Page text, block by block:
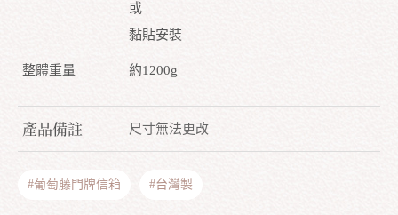
或
黏貼安裝
整體重量 約1200g
產品備註 尺寸無法更改
#葡萄藤門牌信箱 #台灣製